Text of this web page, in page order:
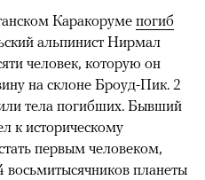
Каракоруме погиб
альпинист Нирмал
человек, которую он
на склоне Броуд-Пик. 2
тела погибших. Бывший
к историческому
первым человеком,
планеты